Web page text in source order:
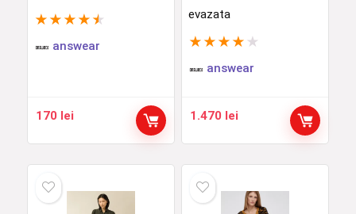
★ ★ ★ ★ ★
answear
170 lei
evazata
★ ★ ★ ★ ★
answear
1.470 lei